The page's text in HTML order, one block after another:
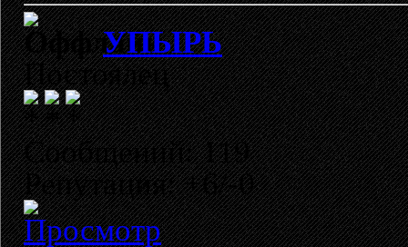
УПЫРЬ
Постоялец
Сообщений: 119
Репутация: +6/-0